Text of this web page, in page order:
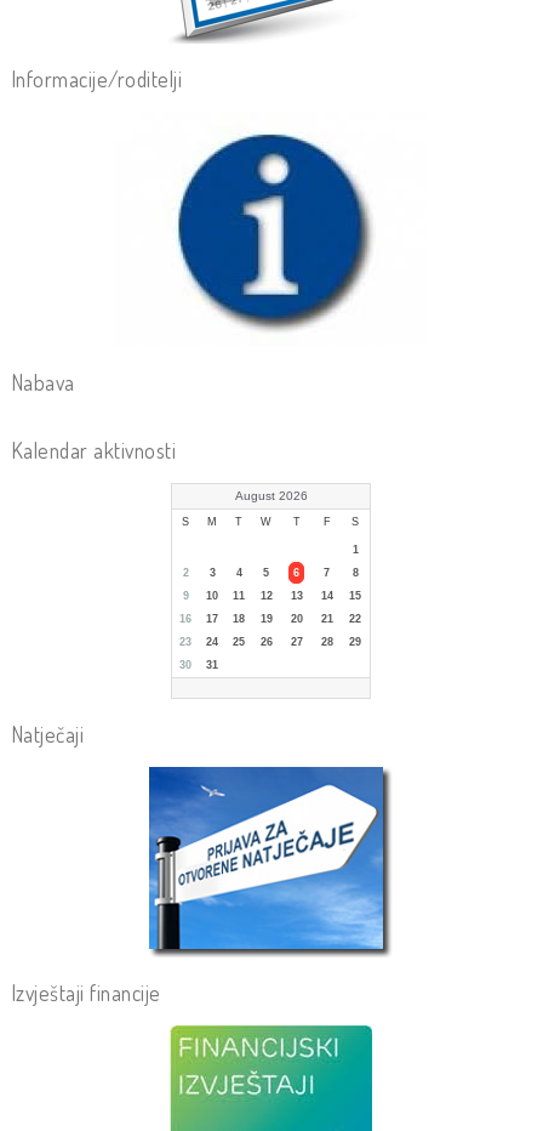
Informacije/roditelji
Nabava
Kalendar aktivnosti
August 2026
S M T W T F S
1
2
3 4 5 6 7
8
9
10 11 12 13 14
15
16
17 18 19 20 21
22
23
24 25 26 27 28
29
30
31
Natječaji
Izvještaji financije